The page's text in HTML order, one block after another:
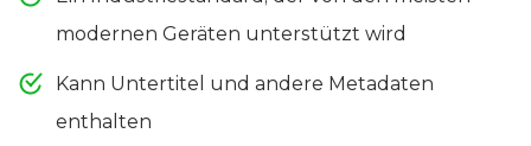
modernen Geräten unterstützt wird
Kann Untertitel und andere Metadaten
enthalten